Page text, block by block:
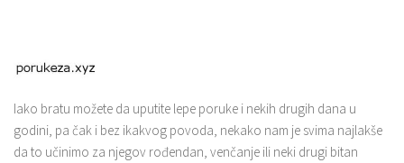
Iako bratu možete da uputite lepe poruke i nekih drugih dana u
godini, pa čak i bez ikakvog povoda, nekako nam je svima najlakše
da to učinimo za njegov rođendan, venčanje ili neki drugi bitan